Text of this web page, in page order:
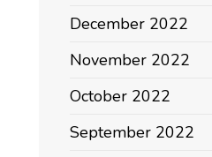
December 2022
November 2022
October 2022
September 2022